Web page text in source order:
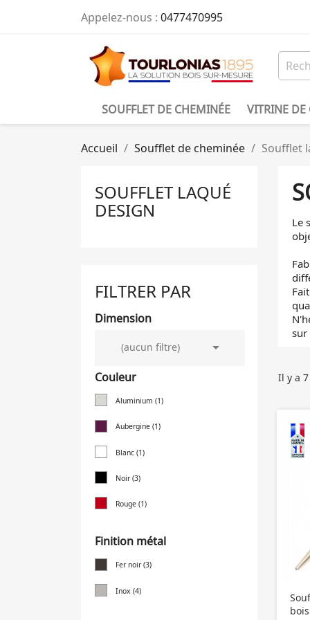
Appelez-nous : 0477470995
SOUFFLET DE CHEMINÉE VITRINE DE
Accueil Soufflet de cheminée Soufflet
SOUFFLET LAQUÉ
DESIGN
FILTRER PAR
Dimension
(aucun filtre) 
Couleur
Aluminium (1)
Aubergine (1)
Blanc (1)
Noir (3)
Rouge (1)
Finition métal
Fer noir (3)
Inox (4)
Le
sur
Il y a